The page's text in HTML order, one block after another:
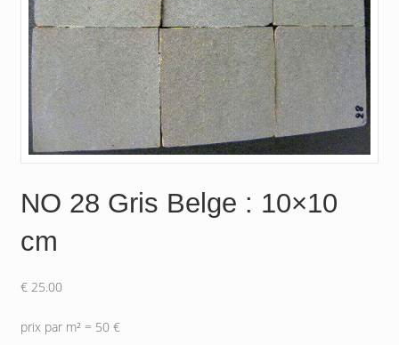
NO 28 Gris Belge : 10×10
cm
€25.00
prix par m² = 50 €